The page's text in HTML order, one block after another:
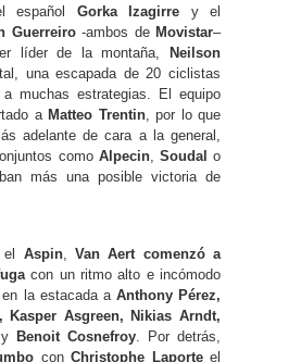
español Gorka Izagirre y el
Guerreiro-ambos de Movistar–
líder de la montaña,
Neilson
una escapada de 20 ciclistas
muchas estrategias. El equipo
a Matteo Trentin, por lo que
adelante de cara a la general,
como Alpecin, Soudal o
más una posible victoria de
el Aspin,Van Aert comenzó a
con un ritmo alto e incómodo
la estacada a Anthony Pérez,
Kasper Asgreen, Nikias Arndt,
y Benoit Cosnefroy. Por detrás,
conChristophe Laporteel